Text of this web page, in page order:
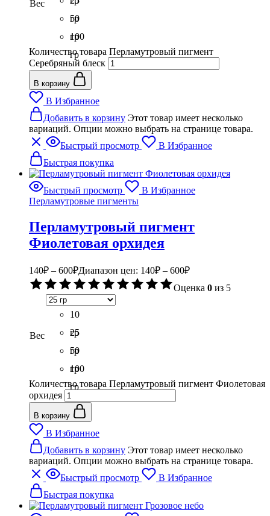
Вес
гр
50
гр
100
гр
Количество товара Перламутровый пигмент
Серебряный блеск
В корзину
В Избранное
Добавить в корзину Этот товар имеет несколько
вариаций. Опции можно выбрать на странице товара.
Быстрый просмотр
В Избранное
Быстрая покупка
Быстрый просмотр
В Избранное
Перламутровые пигменты
Перламутровый пигмент
Фиолетовая орхидея
140₽ – 600₽Диапазон цен: 140₽ – 600₽
Оценка 0 из 5
Вес
10
гр
25
гр
50
гр
100
гр
Количество товара Перламутровый пигмент Фиолетовая
орхидея
В корзину
В Избранное
Добавить в корзину Этот товар имеет несколько
вариаций. Опции можно выбрать на странице товара.
Быстрый просмотр
В Избранное
Быстрая покупка